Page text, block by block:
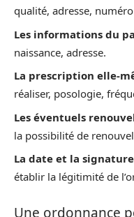
qualité, adresse, numéro
Les informations du
naissance, adresse.
La prescription elle-
réaliser, posologie,
Les éventuels
la possibilité de
La date et la signature
établir la légitimité de
Une ordonnance